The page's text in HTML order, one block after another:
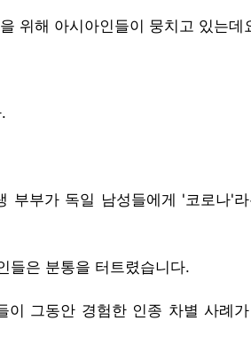
위해 아시아인들이 뭉치고 있는데
부부가 독일 남성들에게 '코로나'
들은 분통을 터트렸습니다.
그동안 경험한 인종 차별 사례